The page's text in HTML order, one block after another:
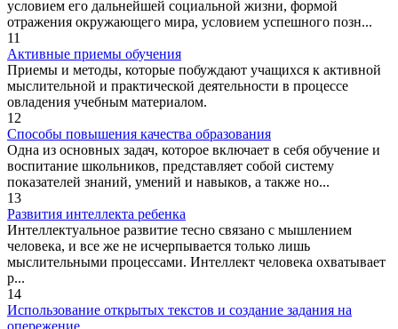
условием его дальнейшей социальной жизни, формой
отражения окружающего мира, условием успешного позн...
11
Активные приемы обучения
Приемы и методы, которые побуждают учащихся к активной
мыслительной и практической деятельности в процессе
овладения учебным материалом.
12
Способы повышения качества образования
Одна из основных задач, которое включает в себя обучение и
воспитание школьников, представляет собой систему
показателей знаний, умений и навыков, а также но...
13
Развития интеллекта ребенка
Интеллектуальное развитие тесно связано с мышлением
человека, и все же не исчерпывается только лишь
мыслительными процессами. Интеллект человека охватывает
р...
14
Использование открытых текстов и создание задания на
опережение